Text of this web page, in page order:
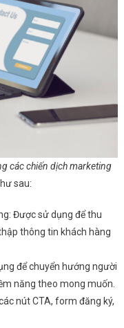
các chiến dịch marketing
sau:
Được sử dụng để thu
thông tin khách hàng
để chuyển hướng người
năng theo mong muốn.
nút CTA, form đăng ký,